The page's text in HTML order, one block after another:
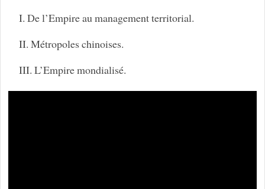
I. De l’Empire au management territorial.
II. Métropoles chinoises.
III. L’Empire mondialisé.